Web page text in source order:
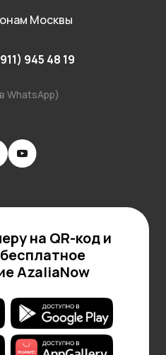
Москвы
945 48 19
WhatsApp)
на QR-код и
AzaliaNow